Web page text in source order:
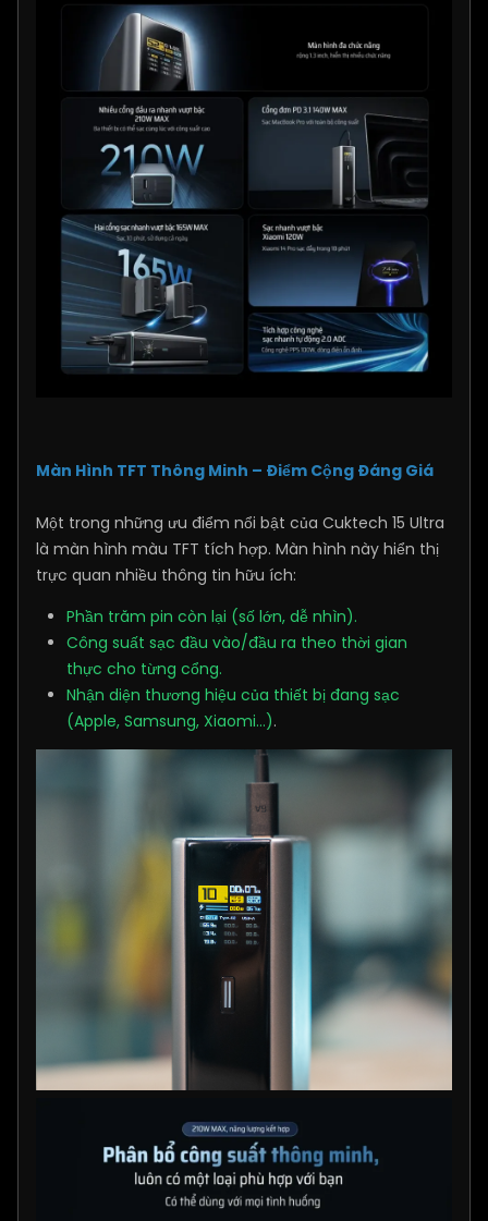
Màn Hình TFT Thông Minh – Điểm Cộng Đáng Giá
Một trong những ưu điểm nổi bật của Cuktech 15 Ultra
là màn hình màu TFT tích hợp. Màn hình này hiển thị
trực quan nhiều thông tin hữu ích:
Phần trăm pin còn lại (số lớn, dễ nhìn).
Công suất sạc đầu vào/đầu ra theo thời gian
thực cho từng cổng.
Nhận diện thương hiệu của thiết bị đang sạc
(Apple, Samsung, Xiaomi...).